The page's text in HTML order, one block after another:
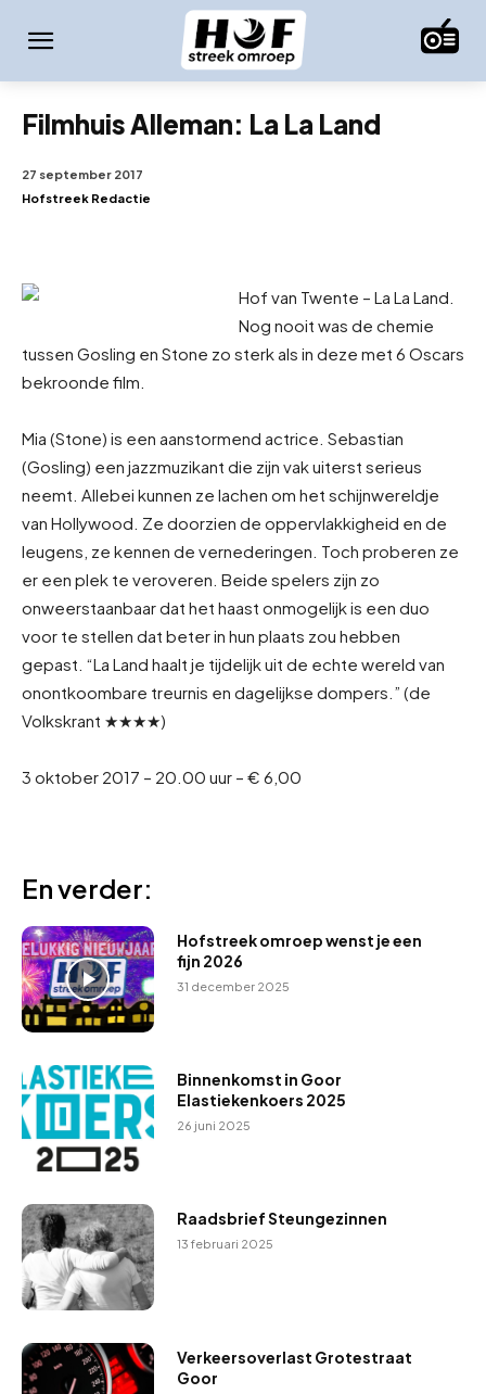
Filmhuis Alleman: La La Land
27 september 2017
Hofstreek Redactie
Hof van Twente – La La Land.
Nog nooit was de chemie
tussen Gosling en Stone zo sterk als in deze met 6 Oscars
bekroonde film.
Mia (Stone) is een aanstormend actrice. Sebastian
(Gosling) een jazzmuzikant die zijn vak uiterst serieus
neemt. Allebei kunnen ze lachen om het schijnwereldje
van Hollywood. Ze doorzien de oppervlakkigheid en de
leugens, ze kennen de vernederingen. Toch proberen ze
er een plek te veroveren. Beide spelers zijn zo
onweerstaanbaar dat het haast onmogelijk is een duo
voor te stellen dat beter in hun plaats zou hebben
gepast. “La Land haalt je tijdelijk uit de echte wereld van
onontkoombare treurnis en dagelijkse dompers.” (de
Volkskrant ★★★★)
3 oktober 2017 – 20.00 uur – € 6,00
En verder:
Hofstreek omroep wenst je een
fijn 2026
31 december 2025
Binnenkomst in Goor
Elastiekenkoers 2025
26 juni 2025
Raadsbrief Steungezinnen
13 februari 2025
Verkeersoverlast Grotestraat
Goor